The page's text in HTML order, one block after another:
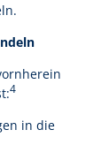
4
in die